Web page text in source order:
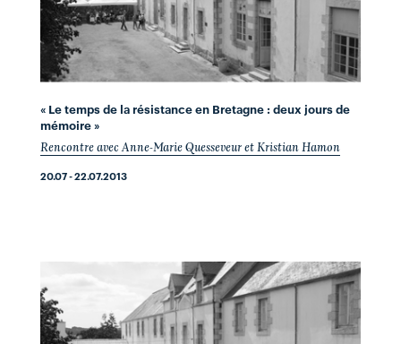
« Le temps de la résistance en Bretagne : deux jours de
mémoire »
Rencontre avec Anne-Marie Quesseveur et Kristian Hamon
20.07 - 22.07.2013